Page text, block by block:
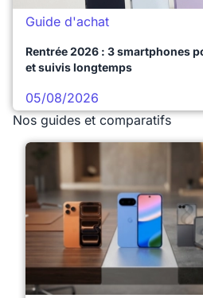
Guide d'achat
Rentrée 2026 : 3 smartphones
et suivis longtemps
05/08/2026
Nos guides et comparatifs